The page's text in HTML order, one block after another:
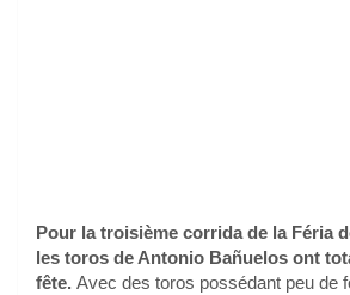
Pour la troisième corrida de la Féria
les toros de Antonio Bañuelos ont
fête. Avec des toros possédant peu de